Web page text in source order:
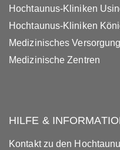
Hochtaunus-Kliniken
Hochtaunus-Kliniken
Medizinisches
Medizinische Zentren
HILFE &
Kontakt zu den